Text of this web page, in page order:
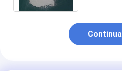
Continua